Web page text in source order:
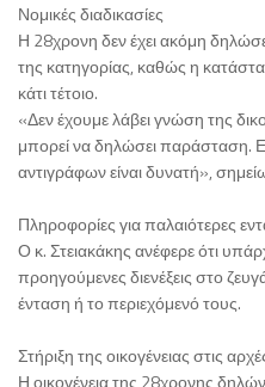
Νομικές διαδικασίες
Η 28χρονη δεν έχει ακόμη
της κατηγορίας, καθώς η
κάτι τέτοιο.
«Δεν έχουμε λάβει γνώση της
μπορεί να δηλώσει παράσταση.
αντιγράφων είναι δυνατή»,
Πληροφορίες για παλαιότερες
Ο κ. Στειακάκης ανέφερε ότι
προηγούμενες διενέξεις στο
ένταση ή το περιεχόμενό τους.
Στήριξη της οικογένειας στις